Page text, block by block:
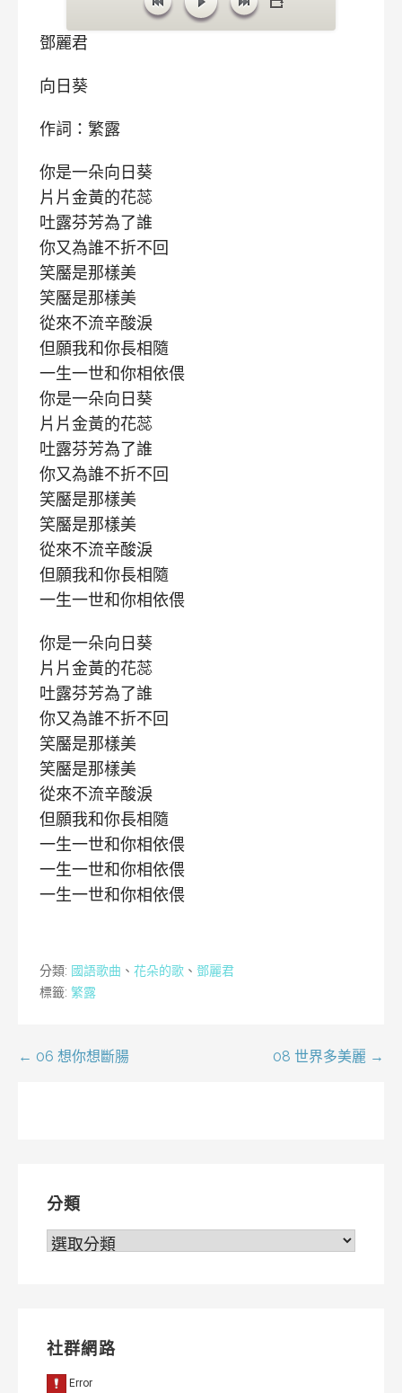
鄧麗君
向日葵
作詞：繁露
你是一朵向日葵
片片金黃的花蕊
吐露芬芳為了誰
你又為誰不折不回
笑靨是那樣美
笑靨是那樣美
從來不流辛酸淚
但願我和你長相隨
一生一世和你相依偎
你是一朵向日葵
片片金黃的花蕊
吐露芬芳為了誰
你又為誰不折不回
笑靨是那樣美
笑靨是那樣美
從來不流辛酸淚
但願我和你長相隨
一生一世和你相依偎
你是一朵向日葵
片片金黃的花蕊
吐露芬芳為了誰
你又為誰不折不回
笑靨是那樣美
笑靨是那樣美
從來不流辛酸淚
但願我和你長相隨
一生一世和你相依偎
一生一世和你相依偎
一生一世和你相依偎
分類: 國語歌曲 、 花朵的歌 、 鄧麗君
標籤: 繁露
文← 06 想你想斷腸 08 世界多美麗 →
分類
分
社群網路